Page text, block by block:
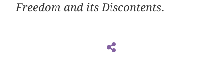
Freedom and its Discontents.